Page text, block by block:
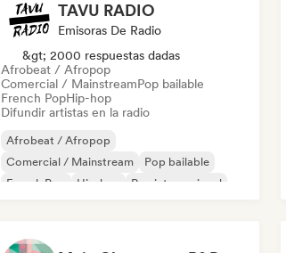
TAVU RADIO
Emisoras De Radio
&gt; 2000 respuestas dadas
Afrobeat / Afropop
Comercial / MainstreamPop bailable
French PopHip-hop
Difundir artistas en la radio
Afrobeat / Afropop
Comercial / Mainstream
Pop bailable
French Pop
Hip-hop
Rap internacional